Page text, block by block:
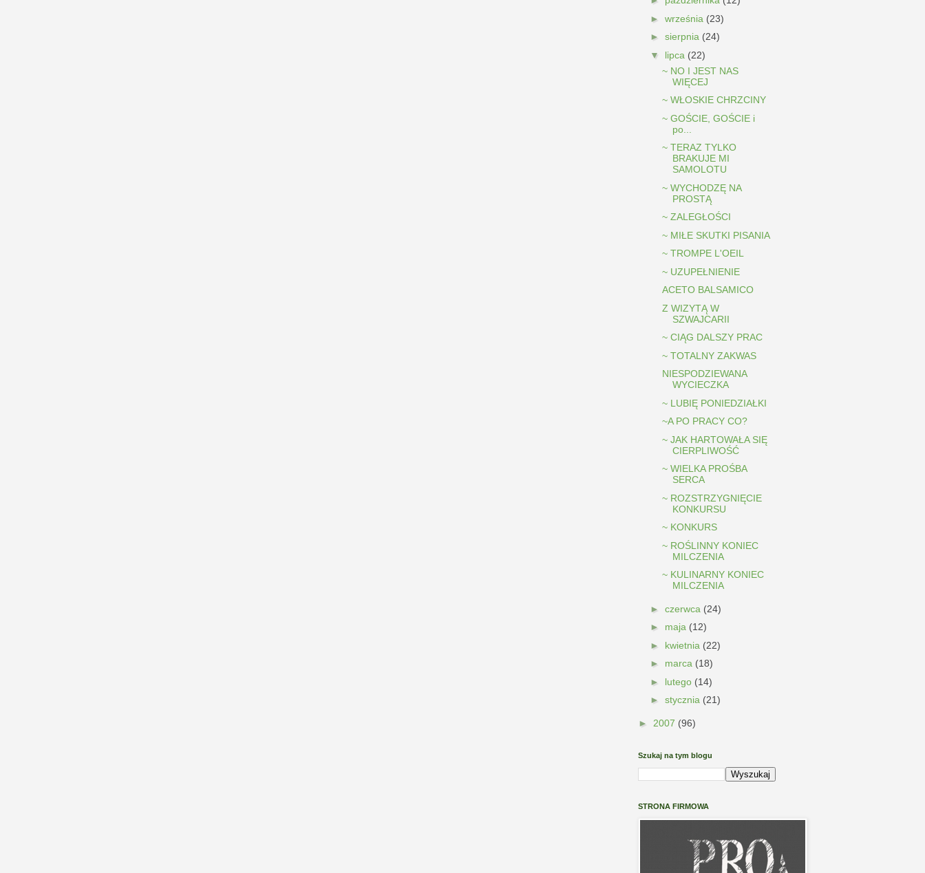
► września (23)
► sierpnia (24)
▼ lipca (22)
~ NO I JEST NAS
WIĘCEJ
~ WŁOSKIE CHRZCINY
~ GOŚCIE, GOŚCIE i
po...
~ TERAZ TYLKO
BRAKUJE MI
SAMOLOTU
~ WYCHODZĘ NA
PROSTĄ
~ ZALEGŁOŚCI
~ MIŁE SKUTKI PISANIA
~ TROMPE L'OEIL
~ UZUPEŁNIENIE
ACETO BALSAMICO
Z WIZYTĄ W
SZWAJCARII
~ CIĄG DALSZY PRAC
~ TOTALNY ZAKWAS
NIESPODZIEWANA
WYCIECZKA
~ LUBIĘ PONIEDZIAŁKI
~A PO PRACY CO?
~ JAK HARTOWAŁA SIĘ
CIERPLIWOŚĆ
~ WIELKA PROŚBA
SERCA
~ ROZSTRZYGNIĘCIE
KONKURSU
~ KONKURS
~ ROŚLINNY KONIEC
MILCZENIA
~ KULINARNY KONIEC
MILCZENIA
► czerwca (24)
► maja (12)
► kwietnia (22)
► marca (18)
► lutego (14)
► stycznia (21)
► 2007 (96)
Szukaj na tym blogu
STRONA FIRMOWA